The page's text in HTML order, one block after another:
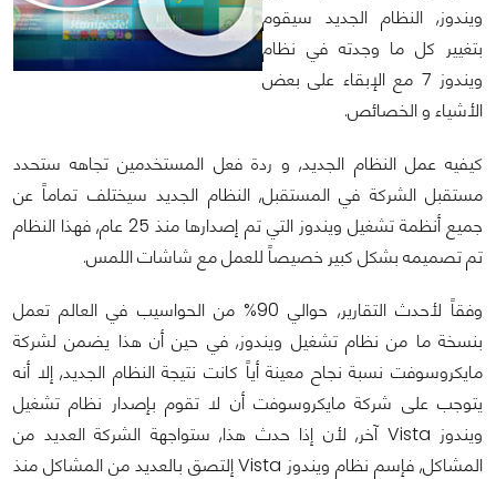
ويندوز, النظام الجديد سيقوم
بتغيير كل ما وجدته في نظام
ويندوز 7 مع الإبقاء على بعض
الأشياء و الخصائص.
كيفيه عمل النظام الجديد, و ردة فعل المستخدمين تجاهه ستحدد
مستقبل الشركة في المستقبل, النظام الجديد سيختلف تماماً عن
جميع أنظمة تشغيل ويندوز التي تم إصدارها منذ 25 عام, فهذا النظام
تم تصميمه بشكل كبير خصيصاً للعمل مع شاشات اللمس.
وفقاً لأحدث التقارير, حوالي 90% من الحواسيب في العالم تعمل
بنسخة ما من نظام تشغيل ويندوز, في حين أن هذا يضمن لشركة
مايكروسوفت نسبة نجاح معينة أياً كانت نتيجة النظام الجديد, إلا أنه
يتوجب على شركة مايكروسوفت أن لا تقوم بإصدار نظام تشغيل
ويندوز Vista آخر, لأن إذا حدث هذا, ستواجهة الشركة العديد من
المشاكل, فإسم نظام ويندوز Vista إلتصق بالعديد من المشاكل منذ